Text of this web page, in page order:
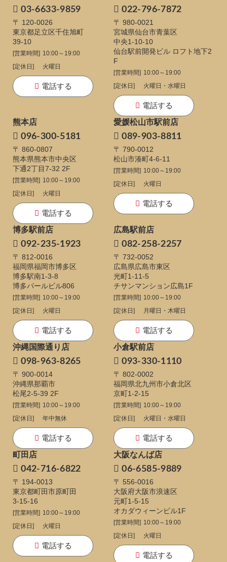
03-6633-9859
〒 120-0026
東京都足立区千住旭町
39-10
[営業時間] 10:00～19:00
[定休日]
火曜日
電話する
022-796-7872
〒 980-0021
宮城県仙台市青葉区
中央1-10-10
仙台駅前開発ビル ロフト地下2
F
[営業時間] 10:00～19:00
[定休日]
火曜日・水曜日
電話する
熊本店
096-300-5181
〒 860-0807
熊本県熊本市中央区
下通2丁目7-32 2F
[営業時間] 10:00～19:00
[定休日]
火曜日
電話する
愛媛松山市駅前店
089-903-8811
〒 790-0012
松山市湊町4-6-11
[営業時間] 10:00～19:00
[定休日]
火曜日
電話する
博多駅前店
092-235-1923
〒 812-0016
福岡県福岡市博多区
博多駅南1-3-8
博多パールビル806
[営業時間] 10:00～19:00
[定休日]
火曜日
電話する
広島駅前店
082-258-2257
〒 732-0052
広島県広島市東区
光町1-11-5
チサンマンション広島1F
[営業時間] 10:00～19:00
[定休日]
月曜日・木曜日
電話する
沖縄国際通り店
098-963-8265
〒 900-0014
沖縄県那覇市
松尾2-5-39 2F
[営業時間] 10:00～19:00
[定休日]
年中無休
電話する
小倉駅前店
093-330-1110
〒 802-0002
福岡県北九州市小倉北区
京町1-2-15
[営業時間] 10:00～19:00
[定休日]
火曜日・水曜日
電話する
町田店
042-716-6822
〒 194-0013
東京都町田市原町田
3-15-16
[営業時間] 10:00～19:00
[定休日]
火曜日
電話する
大阪なんば店
06-6585-9889
〒 556-0016
大阪府大阪市浪速区
元町1-5-15
オカダウィーンビル1F
[営業時間] 10:00～19:00
[定休日]
火曜日
電話する